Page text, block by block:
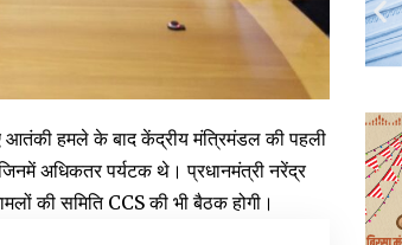
हमले के बाद केंद्रीय मंत्रिमंडल की पहली
अधिकतर पर्यटक थे। प्रधानमंत्री नरेंद्र
की समिति CCS की भी बैठक होगी।